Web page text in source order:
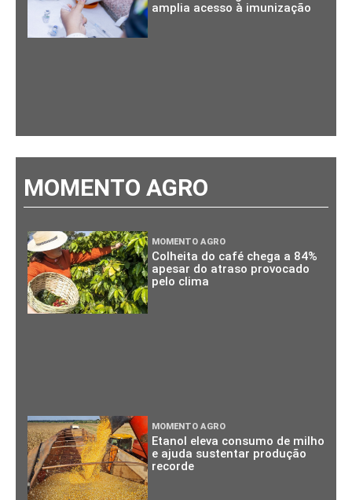
amplia acesso à imunização
MOMENTO AGRO
MOMENTO AGRO
Colheita do café chega a 84%
apesar do atraso provocado
pelo clima
MOMENTO AGRO
Etanol eleva consumo de milho
e ajuda sustentar produção
recorde